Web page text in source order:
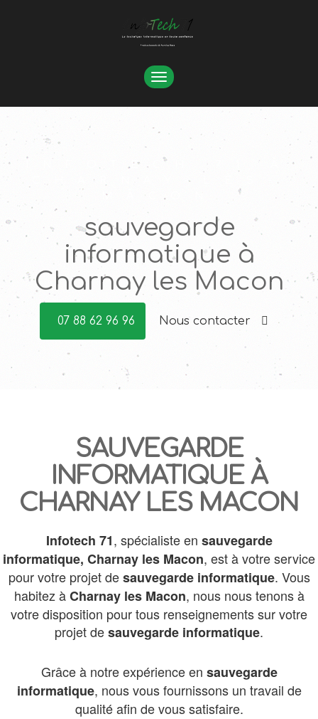
TOGGLE
NAVIGATION
INFOTECH 71 À
CHARNAY-LÈS-
MÂCON
sauvegarde
informatique à
Charnay les Macon
07 88 62 96 96 Nous contacter
SAUVEGARDE
INFORMATIQUE À
CHARNAY LES MACON
Infotech 71, spécialiste en sauvegarde
informatique, Charnay les Macon, est à votre service
pour votre projet desauvegarde informatique. Vous
habitez àCharnay les Macon, nous nous tenons à
votre disposition pour tous renseignements sur votre
projet desauvegarde informatique.
Grâce à notre expérience en sauvegarde
informatique, nous vous fournissons un travail de
qualité afin de vous satisfaire.